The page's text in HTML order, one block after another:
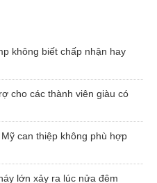
không biết chấp nhận hay
cho các thành viên giàu có
can thiệp không phù hợp
lớn xảy ra lúc nửa đêm